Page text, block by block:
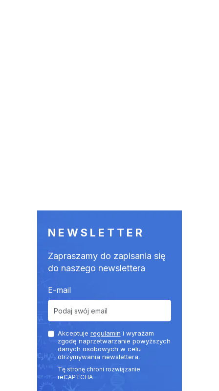
NEWSLETTER
Zapraszamy do zapisania się
do naszego newslettera
E-mail
Akceptuje regulamin i wyrażam
zgodę naprzetwarzanie powyższych
danych osobowych w celu
otrzymywania newslettera.